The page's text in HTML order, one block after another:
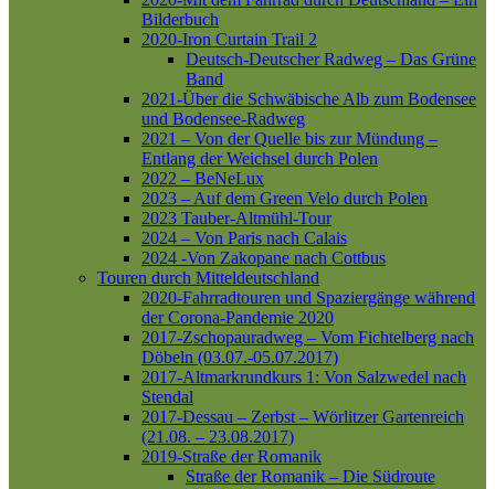
Bilderbuch
2020-Iron Curtain Trail 2
Deutsch-Deutscher Radweg – Das Grüne
Band
2021-Über die Schwäbische Alb zum Bodensee
und Bodensee-Radweg
2021 – Von der Quelle bis zur Mündung –
Entlang der Weichsel durch Polen
2022 – BeNeLux
2023 – Auf dem Green Velo durch Polen
2023 Tauber-Altmühl-Tour
2024 – Von Paris nach Calais
2024 -Von Zakopane nach Cottbus
Touren durch Mitteldeutschland
2020-Fahrradtouren und Spaziergänge während
der Corona-Pandemie 2020
2017-Zschopauradweg – Vom Fichtelberg nach
Döbeln (03.07.-05.07.2017)
2017-Altmarkrundkurs 1: Von Salzwedel nach
Stendal
2017-Dessau – Zerbst – Wörlitzer Gartenreich
(21.08. – 23.08.2017)
2019-Straße der Romanik
Straße der Romanik – Die Südroute